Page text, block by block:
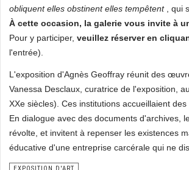
obliquent elles obstinent elles tempêtent, qui
À cette occasion, la galerie vous invite à
Pour y participer, veuillez réserver en
l'entrée).
L'exposition d'Agnès Geoffray réunit des
Vanessa Desclaux, curatrice de l'exposition,
XXe siècles). Ces institutions accueillaient
En dialogue avec des documents d'archives,
révolte, et invitent à repenser les existences
éducative d'une entreprise carcérale qui ne